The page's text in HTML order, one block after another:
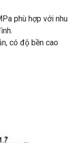
phù hợp với nhu
có độ bền cao